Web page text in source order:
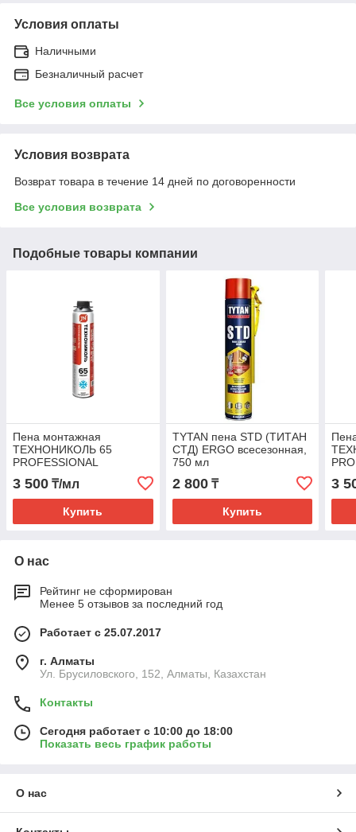
Условия оплаты
Наличными
Безналичный расчет
Все условия оплаты
Условия возврата
Возврат товара в течение 14 дней по договоренности
Все условия возврата
Подобные товары компании
Пена монтажная
ТЕХНОНИКОЛЬ 65
PROFESSIONAL
всесезонная, 1000 мл
(ПЕНА ТЕХНОНИКОЛЬ
65)
3 500 ₸/мл
Купить
TYTAN пена STD (ТИТАН
СТД) ERGO всесезонная,
750 мл
2 800₸
Купить
65)
3
О нас
Рейтинг не сформирован
Менее 5 отзывов за последний год
Работает с 25.07.2017
г. Алматы
Ул. Брусиловского, 152, Алматы, Казахстан
Контакты
Сегодня работает с 10:00 до 18:00
Показать весь график работы
О нас